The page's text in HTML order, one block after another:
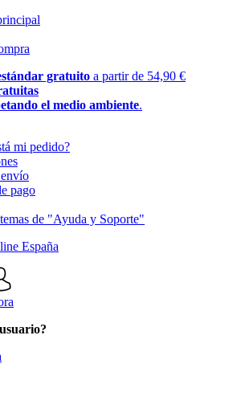
gratuito a partir de 54,90 €
el medio ambiente.
mi pedido?
pago
de "Ayuda y Soporte"